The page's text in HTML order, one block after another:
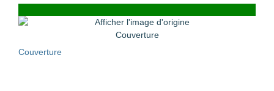
Couverture
Couverture